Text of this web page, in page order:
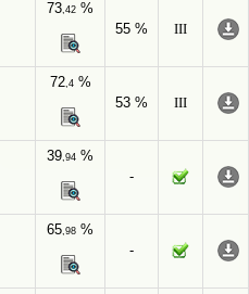
73,42 %
55 %
III
72,4%
53 %
III
39,94 %
-
65,98 %
-